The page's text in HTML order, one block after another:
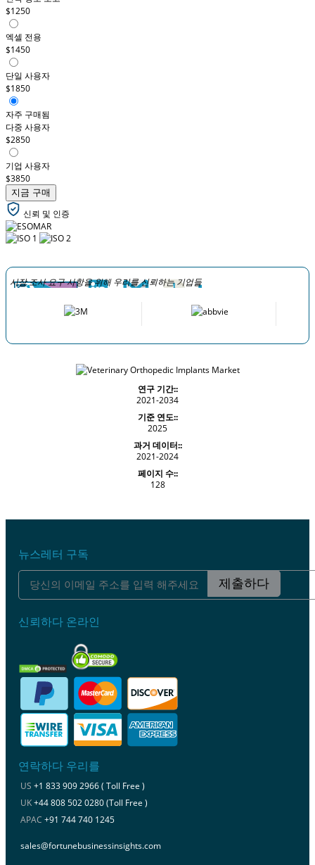
$1250
엑셀 전용
$1450
단일 사용자
$1850
자주 구매됨
다중 사용자
$2850
기업 사용자
$3850
지금 구매
신뢰 및 인증
시장 조사 요구 사항을 위해 우리를 신뢰하는 기업들
연구 기간::
2021-2034
기준 연도::
2025
과거 데이터::
2021-2024
페이지 수::
128
뉴스레터 구독
제출하다
신뢰하다 온라인
연락하다 우리를
US +1 833 909 2966 ( Toll Free )
UK+44 808 502 0280 (Toll Free )
APAC +91 744 740 1245
sales@fortunebusinessinsights.com